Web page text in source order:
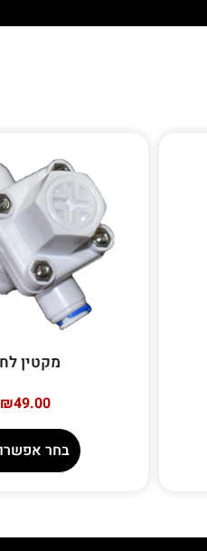
מקטין
₪49.00
בחר